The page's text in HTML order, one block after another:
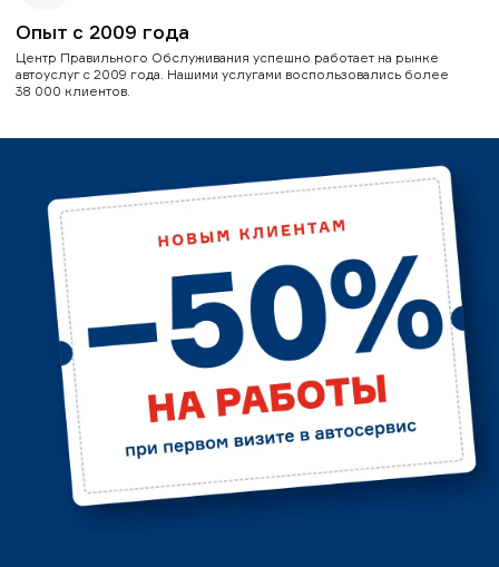
Опыт с 2009 года
Центр Правильного Обслуживания успешно работает на рынке
автоуслуг с 2009 года. Нашими услугами воспользовались более
38 000 клиентов.